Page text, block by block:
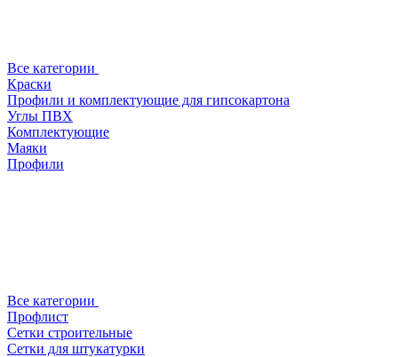
Все категории
Краски
Профили и комплектующие для гипсокартона
Углы ПВХ
Комплектующие
Маяки
Профили
Все категории
Профлист
Сетки строительные
Сетки для штукатурки